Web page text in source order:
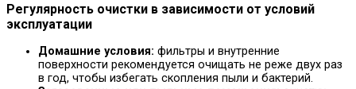
Регулярность очистки в зависимости от условий
эксплуатации
Домашние условия: фильтры и внутренние
поверхности рекомендуется очищать не реже двух раз
в год, чтобы избегать скопления пыли и бактерий.